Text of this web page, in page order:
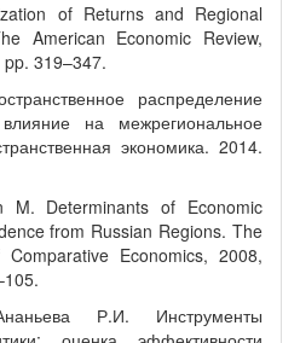
of Returns and Regional
American Economic Review,
319–347.
распределение
на межрегиональное
экономика. 2014.
M. Determinants of Economic
from Russian Regions. The
Economics, 2008,
Р.И. Инструменты